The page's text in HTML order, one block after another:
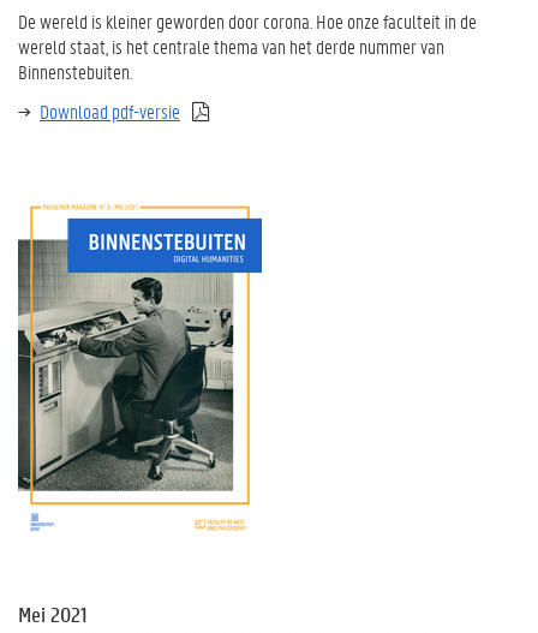
De wereld is kleiner geworden door corona. Hoe onze faculteit in de
wereld staat, is het centrale thema van het derde nummer van
Binnenstebuiten.
Download pdf-versie
Mei 2021